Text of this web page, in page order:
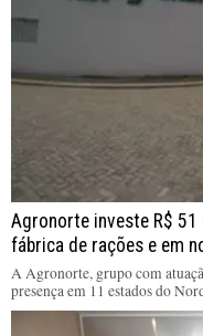
Agronorte investe R$ 51
fábrica de rações e em
A Agronorte, grupo com
presença em 11 estados do